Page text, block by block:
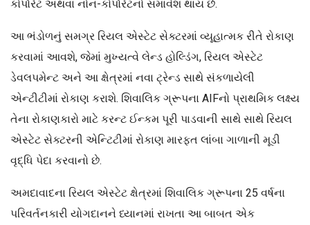
કોર્પોરેટ અથવા નોન-કોર્પોરેટનો સમાવેશ થાય છે.
આ ભંડોળનું સમગ્ર રિયલ એસ્ટેટ સેક્ટરમાં વ્યૂહાત્મક રીતે રોકાણ
કરવામાં આવશે, જેમાં મુખ્યત્વે લેન્ડ હોલ્ડિંગ, રિયલ એસ્ટેટ
ડેવલપમેન્ટ અને આ ક્ષેત્રમાં નવા ટ્રેન્ડ સાથે સંકળાયેલી
એન્ટીટીમાં રોકાણ કરાશે. શિવાલિક ગ્રૂપના AIFનો પ્રાથમિક લક્ષ્ય
તેના રોકાણકારો માટે કરન્ટ ઈન્કમ પૂરી પાડવાની સાથે સાથે રિયલ
એસ્ટેટ સેક્ટરની એન્ટિટીમાં રોકાણ મારફત લાંબા ગાળાની મૂડી
વૃદ્ધિ પેદા કરવાનો છે.
અમદાવાદના રિયલ એસ્ટેટ ક્ષેત્રમાં શિવાલિક ગ્રૂપના 25 વર્ષના
પરિવર્તનકારી યોગદાનને ધ્યાનમાં રાખતા આ બાબત એક